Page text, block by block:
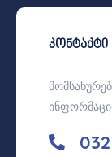
კონტაქტი